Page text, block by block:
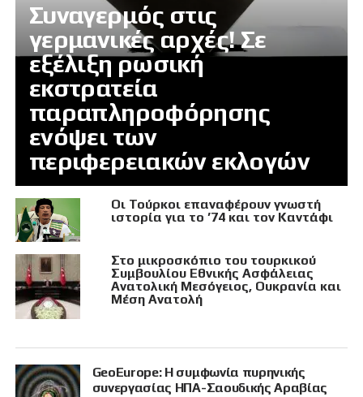
Συναγερμός στις
γερμανικές αρχές! Σε
εξέλιξη ρωσική
εκστρατεία
παραπληροφόρησης
ενόψει των
περιφερειακών εκλογών
Οι Τούρκοι επαναφέρουν γνωστή
ιστορία για το ’74 και τον Καντάφι
Στο μικροσκόπιο του τουρκικού
Συμβουλίου Εθνικής Ασφάλειας
Ανατολική Μεσόγειος, Ουκρανία και
Μέση Ανατολή
GeoEurope: Η συμφωνία πυρηνικής
συνεργασίας ΗΠΑ-Σαουδικής Αραβίας